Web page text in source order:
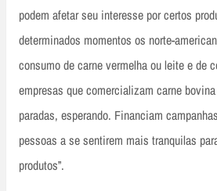
podem afetar seu interesse por certos
determinados momentos os norte-
consumo de carne vermelha ou leite e de
empresas que comercializam carne
paradas, esperando. Financiam
pessoas a se sentirem mais tranquilas
produtos”.